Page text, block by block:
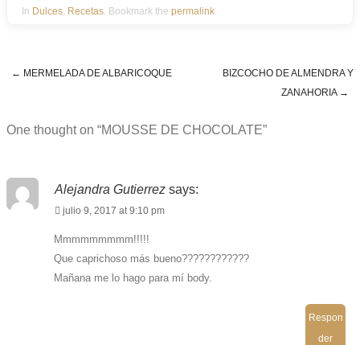
In Dulces, Recetas. Bookmark the permalink.
← MERMELADA DE ALBARICOQUE
BIZCOCHO DE ALMENDRA Y
ZANAHORIA →
One thought on “MOUSSE DE CHOCOLATE”
Alejandra Gutierrez says:
julio 9, 2017 at 9:10 pm
Mmmmmmmmm!!!!!
Que caprichoso más bueno????????????
Mañana me lo hago para mí body.
Respon
der